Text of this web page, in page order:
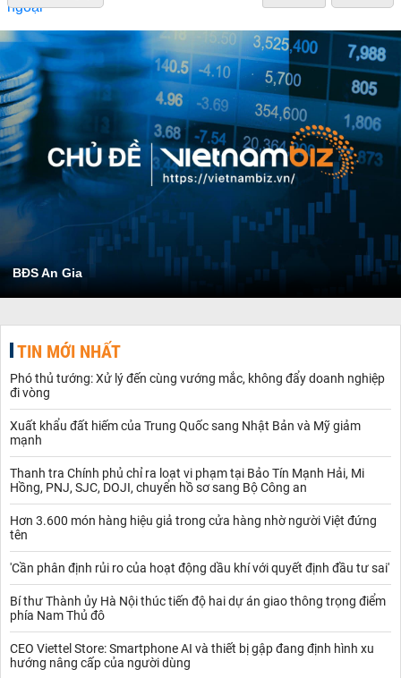
BĐS An Gia
TIN MỚI NHẤT
Phó thủ tướng: Xử lý đến cùng vướng mắc, không đẩy doanh nghiệp
đi vòng
Xuất khẩu đất hiếm của Trung Quốc sang Nhật Bản và Mỹ giảm
mạnh
Thanh tra Chính phủ chỉ ra loạt vi phạm tại Bảo Tín Mạnh Hải, Mi
Hồng, PNJ, SJC, DOJI, chuyển hồ sơ sang Bộ Công an
Hơn 3.600 món hàng hiệu giả trong cửa hàng nhờ người Việt đứng
tên
'Cần phân định rủi ro của hoạt động dầu khí với quyết định đầu tư sai'
Bí thư Thành ủy Hà Nội thúc tiến độ hai dự án giao thông trọng điểm
phía Nam Thủ đô
CEO Viettel Store: Smartphone AI và thiết bị gập đang định hình xu
hướng nâng cấp của người dùng